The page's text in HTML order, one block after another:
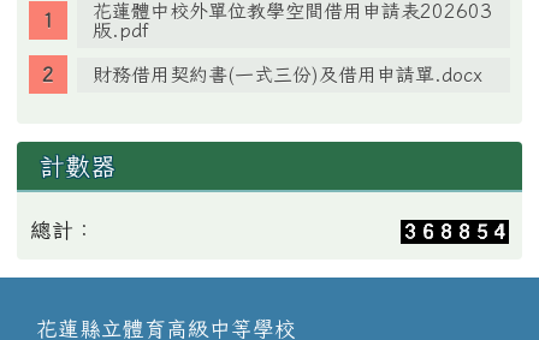
花蓮體中校外單位教學空間借用申請表202603
版.pdf
財務借用契約書(一式三份)及借用申請單.docx
計數器
總計：
花蓮縣立體育高級中等學校